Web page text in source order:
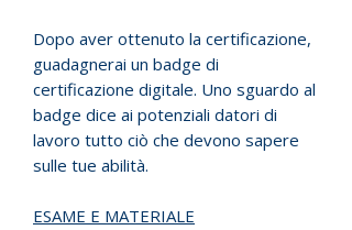
Dopo aver ottenuto la certificazione,
guadagnerai un badge di
certificazione digitale. Uno sguardo al
badge dice ai potenziali datori di
lavoro tutto ciò che devono sapere
sulle tue abilità.
ESAME E MATERIALE